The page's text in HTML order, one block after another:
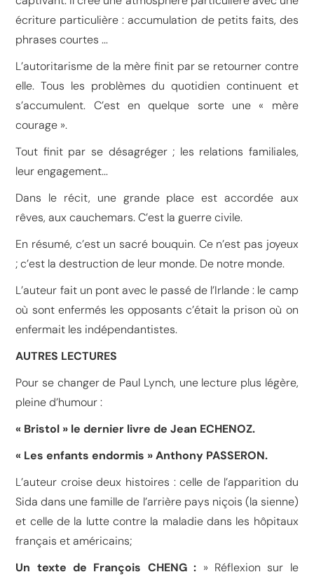
écriture particulière : accumulation de petits faits, des
phrases courtes ...
L’autoritarisme de la mère finit par se retourner contre
elle. Tous les problèmes du quotidien continuent et
s’accumulent. C’est en quelque sorte une « mère
courage ».
Tout finit par se désagréger ; les relations familiales,
leur engagement...
Dans le récit, une grande place est accordée aux
rêves, aux cauchemars. C’est la guerre civile.
En résumé, c’est un sacré bouquin. Ce n’est pas joyeux
; c’est la destruction de leur monde. De notre monde.
L’auteur fait un pont avec le passé de l’Irlande : le camp
où sont enfermés les opposants c’était la prison où on
enfermait les indépendantistes.
AUTRES LECTURES
Pour se changer de Paul Lynch, une lecture plus légère,
pleine d’humour :
« Bristol » le dernier livre de Jean ECHENOZ.
« Les enfants endormis » Anthony PASSERON.
L’auteur croise deux histoires : celle de l’apparition du
Sida dans une famille de l’arrière pays niçois (la sienne)
et celle de la lutte contre la maladie dans les hôpitaux
français et américains;
Un texte de François CHENG : » Réflexion sur le